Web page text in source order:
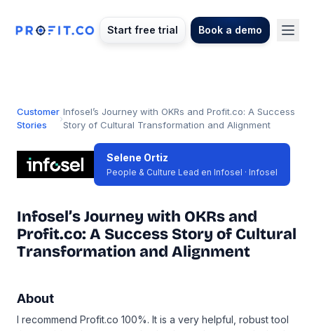
Start free trial Book a demo
Customer
Stories
›
Infosel’s Journey with OKRs and Profit.co: A Success
Story of Cultural Transformation and Alignment
Selene Ortiz
People & Culture Lead en Infosel · Infosel
Infosel’s Journey with OKRs and
Profit.co: A Success Story of Cultural
Transformation and Alignment
About
I recommend Profit.co 100%. It is a very helpful, robust tool